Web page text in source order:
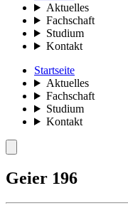
Aktuelles
Fachschaft
Studium
Kontakt
Startseite
Aktuelles
Fachschaft
Studium
Kontakt
Geier 196